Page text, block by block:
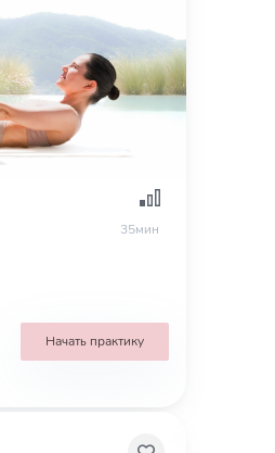
35мин
Начать практику